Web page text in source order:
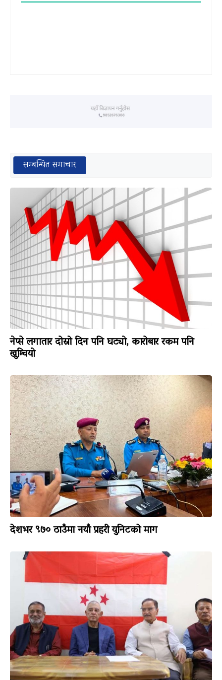
सम्बन्धित समाचार
नेप्से लगातार दोस्रो दिन पनि घट्यो, कारोबार रकम पनि
खुम्चियो
देशभर ९७० ठाउँमा नयाँ प्रहरी युनिटको माग